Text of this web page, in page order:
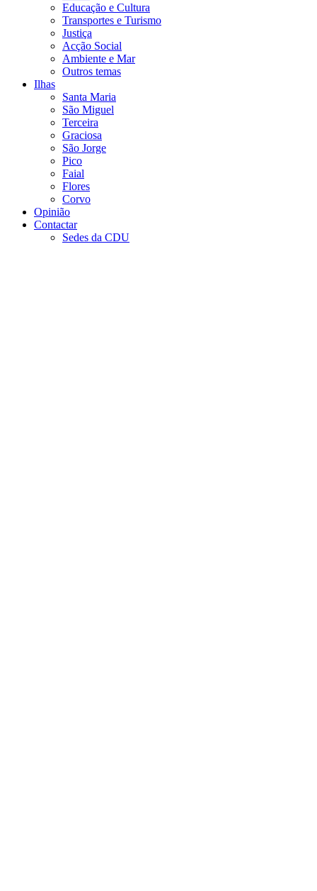
Educação e Cultura
Transportes e Turismo
Justiça
Acção Social
Ambiente e Mar
Outros temas
Ilhas
Santa Maria
São Miguel
Terceira
Graciosa
São Jorge
Pico
Faial
Flores
Corvo
Opinião
Contactar
Sedes da CDU